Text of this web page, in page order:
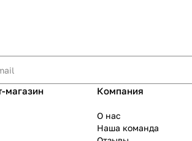
магазин Компания
О нас
Наша команда